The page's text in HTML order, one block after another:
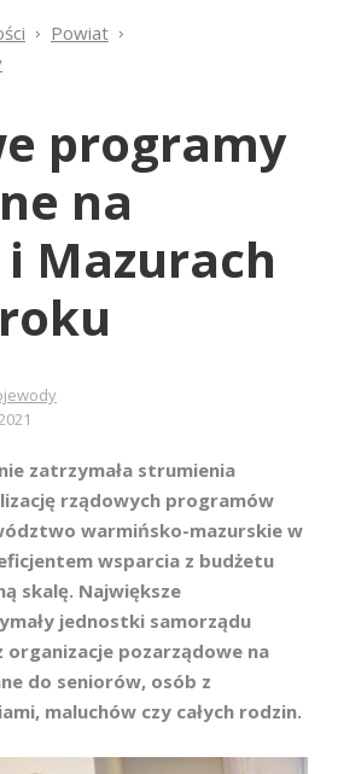
Powiat
programy
na
Mazurach
zatrzymała strumienia
rządowych programów
warmińsko-mazurskie w
wsparcia z budżetu
skalę. Największe
jednostki samorządu
pozarządowe na
do seniorów, osób z
maluchów czy całych rodzin.